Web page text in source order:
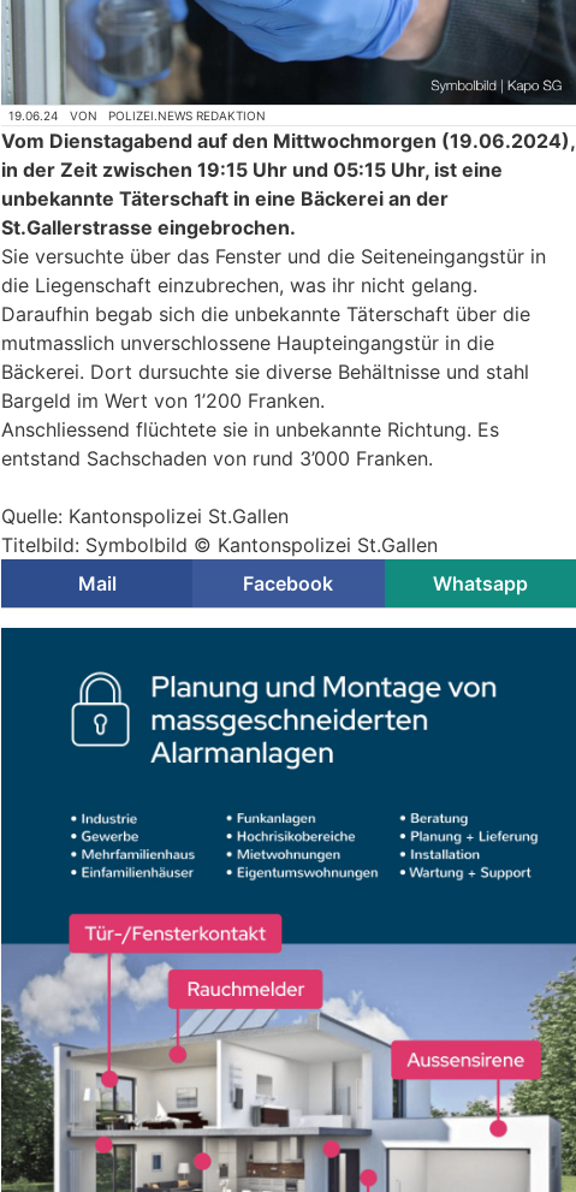
19.06.24 VON POLIZEI.NEWS REDAKTION
Vom Dienstagabend auf den Mittwochmorgen (19.06.2024),
in der Zeit zwischen 19:15 Uhr und 05:15 Uhr, ist eine
unbekannte Täterschaft in eine Bäckerei an der
St.Gallerstrasse eingebrochen.
Sie versuchte über das Fenster und die Seiteneingangstür in
die Liegenschaft einzubrechen, was ihr nicht gelang.
Daraufhin begab sich die unbekannte Täterschaft über die
mutmasslich unverschlossene Haupteingangstür in die
Bäckerei. Dort dursuchte sie diverse Behältnisse und stahl
Bargeld im Wert von 1’200 Franken.
Anschliessend flüchtete sie in unbekannte Richtung. Es
entstand Sachschaden von rund 3’000 Franken.
Quelle: Kantonspolizei St.Gallen
Titelbild: Symbolbild © Kantonspolizei St.Gallen
Mail
Facebook Whatsapp